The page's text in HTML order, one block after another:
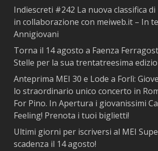
Indiescreti #242 La nuova classifica
in collaborazione con meiweb.it – In
Annigiovani
Torna il 14 agosto a Faenza
Stelle per la sua trentatreesima
Anteprima MEI 30 e Lode a Forlì:
lo straordinario unico concerto in
For Pino. In Apertura i giovanissimi
Feeling! Prenota i tuoi biglietti!
Ultimi giorni per iscriversi al MEI
scadenza il 14 agosto!